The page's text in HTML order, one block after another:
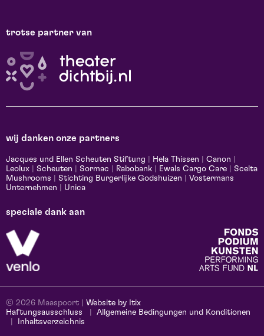
trotse partner van
wij danken onze partners
Jacques und Ellen Scheuten Stiftung Hela Thissen Canon
Leolux
Scheuten Sormac Rabobank Ewals Cargo Care
Scelta
Mushrooms
Stichting Burgerlijke Godshuizen
Vostermans
Unternehmen
Unica
speciale dank aan
© 2026 Maaspoort | Website by Itix
Haftungsausschluss
Allgemeine Bedingungen und Konditionen
Inhaltsverzeichnis